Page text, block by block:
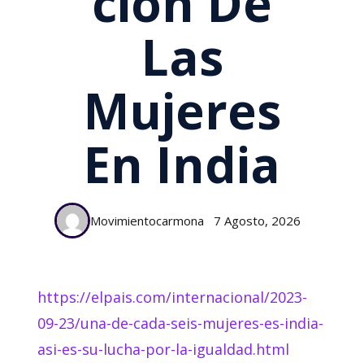
Las
Mujeres
En India
Movimientocarmona 7 Agosto, 2026
https://elpais.com/internacional/2023-
09-23/una-de-cada-seis-mujeres-es-india-
asi-es-su-lucha-por-la-igualdad.html